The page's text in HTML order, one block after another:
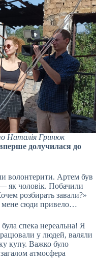
Наталія Гринюк
долучилася до
волонтерити. Артем був
як чоловік. Побачили
розбирать завали?»
сюди привело…
спека нереальна! Я
у людей, валяли
купу. Важко було
атмосфера